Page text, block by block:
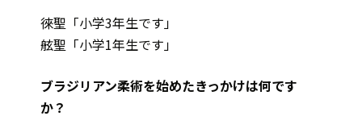
徠聖「小学3年生です」
舷聖「小学1年生です」
――ブラジリアン柔術を始めたきっかけは何です
か？